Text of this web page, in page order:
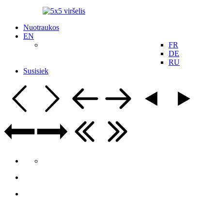
Nuotraukos
EN
FR
DE
RU
Susisiek